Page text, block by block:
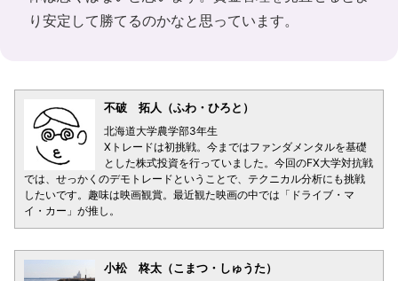
り安定して勝てるのかなと思っています。
不破 拓人（ふわ・ひろと）
北海道大学農学部3年生
Xトレードは初挑戦。今まではファンダメンタルを基礎
とした株式投資を行っていました。今回のFX大学対抗戦
では、せっかくのデモトレードということで、テクニカル分析にも挑戦
したいです。趣味は映画観賞。最近観た映画の中では「ドライブ・マ
イ・カー」が推し。
小松 柊太（こまつ・しゅうた）